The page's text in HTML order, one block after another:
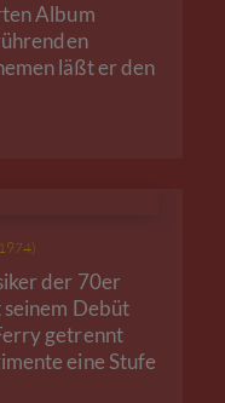
Album
läßt er den
der 70er
seinem Debüt
getrennt
eine Stufe